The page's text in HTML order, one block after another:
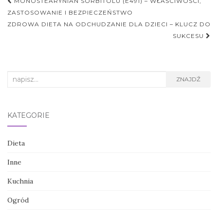
postu
ZASTOSOWANIE I BEZPIECZEŃSTWO
ZDROWA DIETA NA ODCHUDZANIE DLA DZIECI – KLUCZ DO
SUKCESU
Search
ZNAJDŹ
KATEGORIE
Dieta
Inne
Kuchnia
Ogród